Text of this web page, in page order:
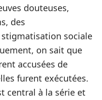
douteuses,
des
sociale
on sait que
accusées de
furent exécutées.
central à la série et